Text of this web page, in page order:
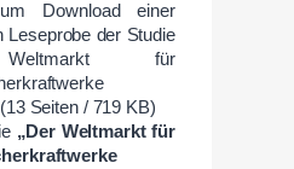
Download einer
Leseprobe der Studie
für
Seiten / 719 KB)
„Der Weltmarkt für